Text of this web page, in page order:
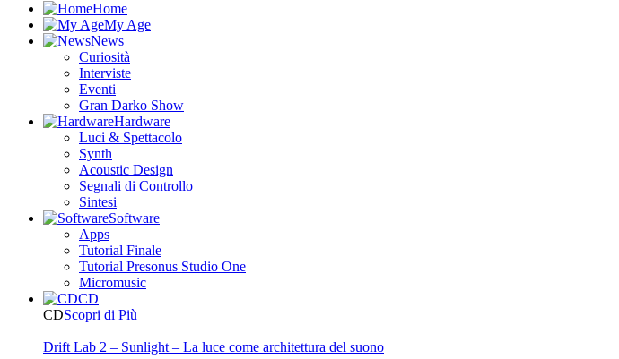
Home
My Age
News
Curiosità
Interviste
Eventi
Gran Darko Show
Hardware
Luci & Spettacolo
Synth
Acoustic Design
Segnali di Controllo
Sintesi
Software
Apps
Tutorial Finale
Tutorial Presonus Studio One
Micromusic
CD
CDScopri di Più
Drift Lab 2 – Sunlight – La luce come architettura del suono